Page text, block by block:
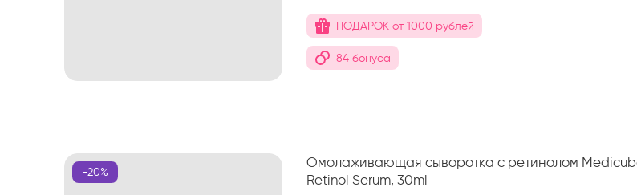
ПОДАРОК от 1000 рублей
84 бонуса
-20%
Омолаживающая сыворотка с ретинолом
Retinol Serum, 30ml